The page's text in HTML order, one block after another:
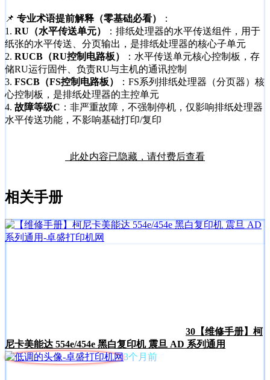
📌 专业术语提前解释（零基础必看）
：
1. RU（水平传送单元）
：排纸处理器的水平传送组件，用于
纸张的水平传送、分页输出，是排纸处理器的核心子单元
2. RUCB（RU控制电路板）
：水平传送单元核心控制板，存
储RU运行固件、负责RU与主机的通讯控制
3. FSCB（FS控制电路板）
：FS系列排纸处理器（分页器）核
心控制板，是排纸处理器的主控单元
4. 故障等级C ：非严重故障，不强制停机，仅影响排纸处理器
水平传送功能，不影响基础打印/复印
此处内容已隐藏，请付费后查看
相关手册
30 【维修手册】柯
尼卡美能达 554e/454e 黑白复印机 震旦 AD 系列通用
3个月前